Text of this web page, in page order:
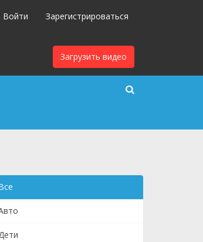
Войти Зарегистрироваться
Загрузить видео